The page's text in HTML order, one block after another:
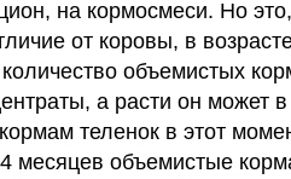
на кормосмеси. Но
от коровы, в
объемистых
а расти он
теленок в этот
месяцев объемистые